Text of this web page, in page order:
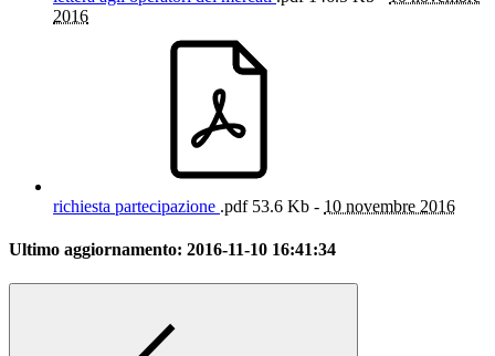
2016
richiesta partecipazione .pdf53.6 Kb - 10 novembre 2016
Ultimo aggiornamento: 2016-11-10 16:41:34